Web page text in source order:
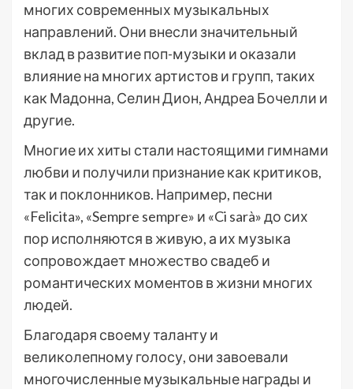
многих современных музыкальных
направлений. Они внесли значительный
вклад в развитие поп-музыки и оказали
влияние на многих артистов и групп, таких
как Мадонна, Селин Дион, Андреа Бочелли и
другие.
Многие их хиты стали настоящими гимнами
любви и получили признание как критиков,
так и поклонников. Например, песни
«Felicita», «Sempre sempre» и «Ci sarà» до сих
пор исполняются в живую, а их музыка
сопровождает множество свадеб и
романтических моментов в жизни многих
людей.
Благодаря своему таланту и
великолепному голосу, они завоевали
многочисленные музыкальные награды и